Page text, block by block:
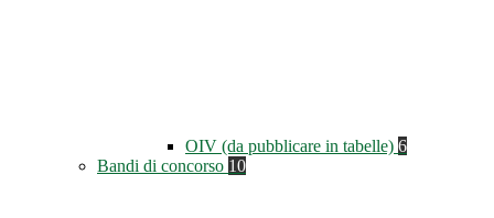
OIV (da pubblicare in tabelle) 6
Bandi di concorso 10